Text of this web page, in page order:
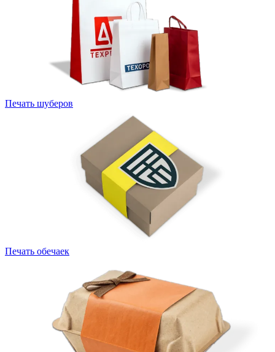
Печать шуберов
Печать обечаек